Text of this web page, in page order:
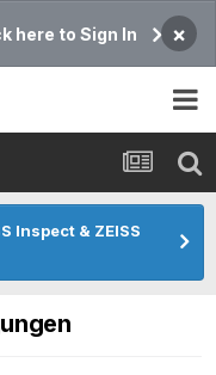
here to Sign In ×
Inspect & ZEISS